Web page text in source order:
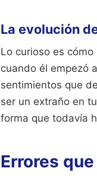
La evolución
Lo curioso es
cuando él empezó
sentimientos que
ser un extraño en
forma que todavía
Errores